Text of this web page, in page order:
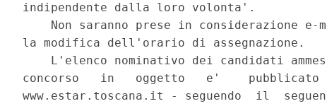
indipendente dalla loro volonta'.
Non saranno prese in considerazione e-
la modifica dell'orario di assegnazione.
L'elenco nominativo dei candidati
concorso   in   oggetto   e'
www.estar.toscana.it - seguendo  il